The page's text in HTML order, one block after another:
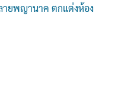
ายพญานาค ตกแต่งห้อง